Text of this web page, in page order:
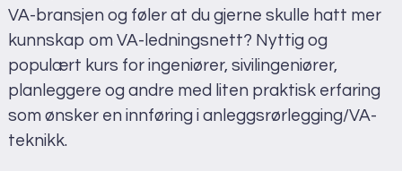
Norsk Rørsenter
Scheitlies gate 14
3045 Drammen
Vis i Google Maps
VA-bransjen og føler at du gjerne skulle hatt mer
kunnskap om VA-ledningsnett? Nyttig og
populært kurs for ingeniører, sivilingeniører,
planleggere og andre med liten praktisk erfaring
som ønsker en innføring i anleggsrørlegging/VA-
teknikk.